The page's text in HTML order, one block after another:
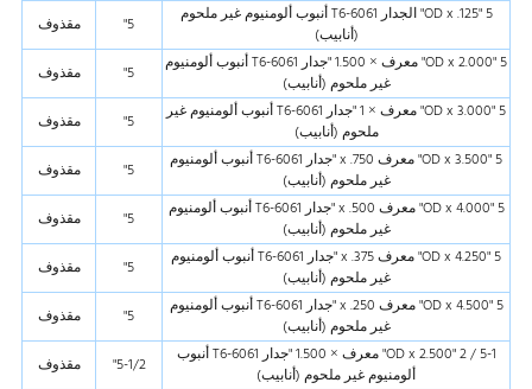
5 "OD x .125" الجدار 6061-T6 أنبوب ألومنيوم غير ملحوم
(أنابيب)
5"
مقذوف
5 "OD x 2.000" معرف × 1.500 "جدار 6061-T6 أنبوب ألومنيوم
غير ملحوم (أنابيب)
5"
مقذوف
5 "OD x 3.000" معرف × 1 "جدار 6061-T6 أنبوب ألومنيوم غير
ملحوم (أنابيب)
5"
مقذوف
5 "OD x 3.500" معرف x .750 "جدار 6061-T6 أنبوب ألومنيوم
غير ملحوم (أنابيب)
5"
مقذوف
5 "OD x 4.000" معرف x .500 "جدار 6061-T6 أنبوب ألومنيوم
غير ملحوم (أنابيب)
5"
مقذوف
5 "OD x 4.250" معرف x .375 "جدار 6061-T6 أنبوب ألومنيوم
غير ملحوم (أنابيب)
5"
مقذوف
5 "OD x 4.500" معرف x .250 "جدار 6061-T6 أنبوب ألومنيوم
غير ملحوم (أنابيب)
5"
مقذوف
5-1 / 2 "OD x 2.500" معرف × 1.500 "جدار 6061-T6 أنبوب
ألومنيوم غير ملحوم (أنابيب)
5-1/2"
مقذوف